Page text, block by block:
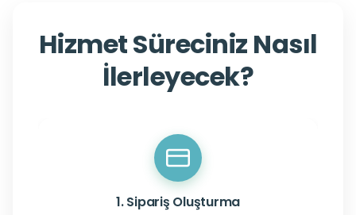
Hizmet Süreciniz Nasıl
İlerleyecek?
1. Sipariş Oluşturma